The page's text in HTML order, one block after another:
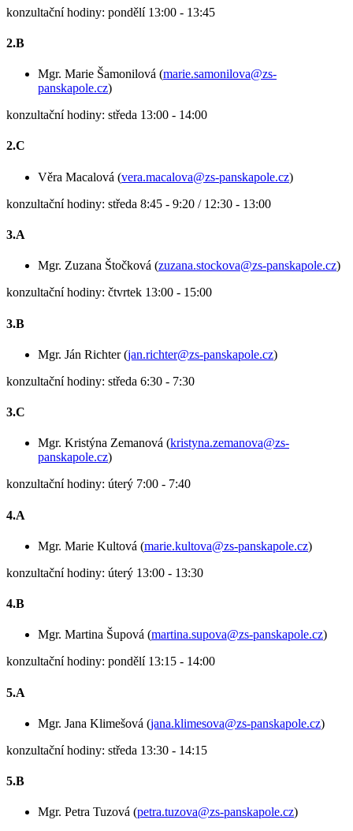
konzultační hodiny: pondělí 13:00 - 13:45
2.B
Mgr. Marie Šamonilová (marie.samonilova@zs-
panskapole.cz)
konzultační hodiny: středa 13:00 - 14:00
2.C
Věra Macalová (vera.macalova@zs-panskapole.cz)
konzultační hodiny: středa 8:45 - 9:20 / 12:30 - 13:00
3.A
Mgr. Zuzana Štočková (zuzana.stockova@zs-panskapole.cz)
konzultační hodiny: čtvrtek 13:00 - 15:00
3.B
Mgr. Ján Richter (jan.richter@zs-panskapole.cz)
konzultační hodiny: středa 6:30 - 7:30
3.C
Mgr. Kristýna Zemanová (kristyna.zemanova@zs-
panskapole.cz)
konzultační hodiny: úterý 7:00 - 7:40
4.A
Mgr. Marie Kultová (marie.kultova@zs-panskapole.cz)
konzultační hodiny: úterý 13:00 - 13:30
4.B
Mgr. Martina Šupová (martina.supova@zs-panskapole.cz)
konzultační hodiny: pondělí 13:15 - 14:00
5.A
Mgr. Jana Klimešová (jana.klimesova@zs-panskapole.cz)
konzultační hodiny: středa 13:30 - 14:15
5.B
Mgr. Petra Tuzová (petra.tuzova@zs-panskapole.cz)